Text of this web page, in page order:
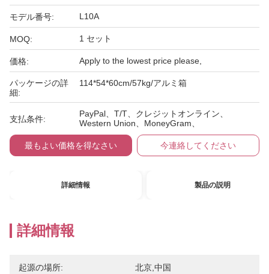
モデル番号: L10A
MOQ: 1 セット
価格: Apply to the lowest price please,
パッケージの詳
細:
114*54*60cm/57kg/アルミ箱
支払条件:
PayPal、T/T、クレジットオンライン、
Western Union、MoneyGram、
最もよい価格を得なさい 今連絡してください
詳細情報 製品の説明
詳細情報
起源の場所: 北京,中国